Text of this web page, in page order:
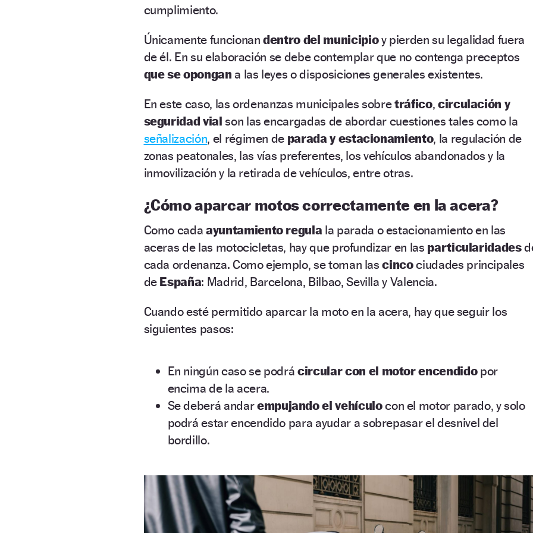
cumplimiento.
Únicamente funcionandentro del municipioy pierden su legalidad fuera
de él. En su elaboración se debe contemplar que no contenga preceptos
que se opongan a las leyes o disposiciones generales existentes.
En este caso, las ordenanzas municipales sobretráfico, circulación y
seguridad vial son las encargadas de abordar cuestiones tales como la
señalización, el régimen de parada y estacionamiento, la regulación de
zonas peatonales, las vías preferentes, los vehículos abandonados y la
inmovilización y la retirada de vehículos, entre otras.
¿Cómo aparcar motos correctamente en la acera?
Como cada ayuntamiento regula la parada o estacionamiento en las
aceras de las motocicletas, hay que profundizar en las particularidades
cada ordenanza. Como ejemplo, se toman lascincociudades principales
de España: Madrid, Barcelona, Bilbao, Sevilla y Valencia.
Cuando esté permitido aparcar la moto en la acera, hay que seguir los
siguientes pasos:
En ningún caso se podrácircular con el motor encendidopor
encima de la acera.
Se deberá andarempujando el vehículocon el motor parado, y solo
podrá estar encendido para ayudar a sobrepasar el desnivel del
bordillo.